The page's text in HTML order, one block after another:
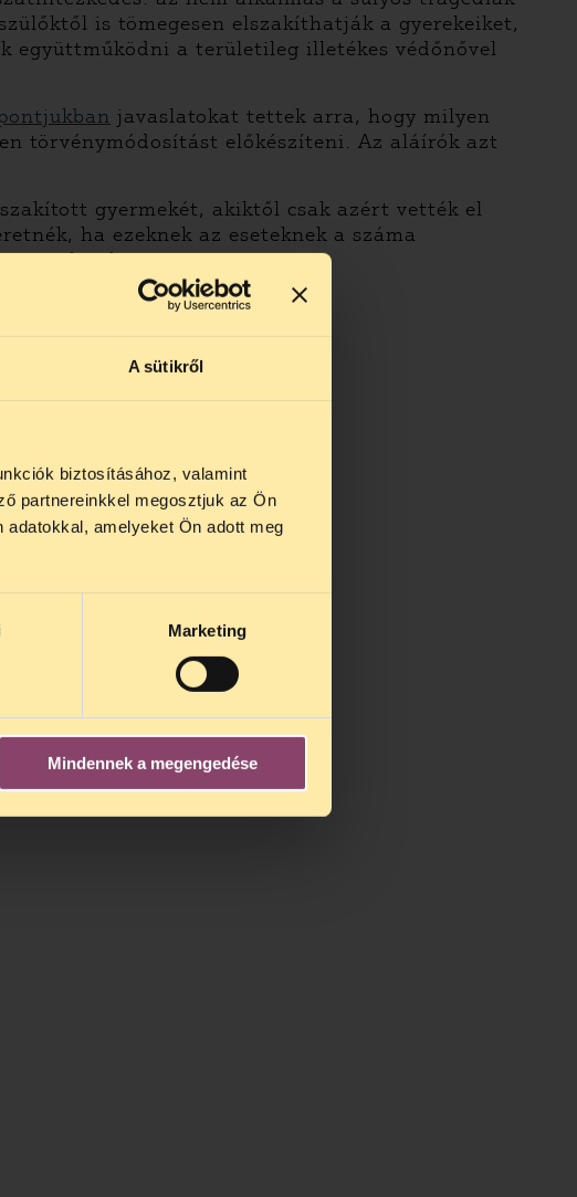
A sütikről
biztosításához, valamint
partnereinkkel megosztjuk az Ön
amelyeket Ön adott meg
Marketing
Mindennek a megengedése
is tömegesen elszakíthatják a gyerekeiket,
együttműködni a területileg illetékes védőnővel
javaslatokat tettek arra, hogy milyen
törvénymódosítást előkészíteni. Az aláírók azt
gyermekét, akiktől csak azért vették el
ha ezeknek az eseteknek a száma
itttekintheti meg.
július 27 és
augusztus 25-én